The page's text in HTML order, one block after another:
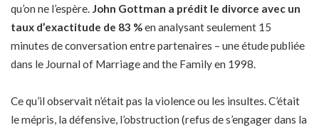
qu’on ne l’espère. John Gottman a prédit le divorce avec un
taux d’exactitude de 83 %en analysant seulement 15
minutes de conversation entre partenaires – une étude publiée
dans le Journal of Marriage and the Family en 1998.
Ce qu’il observait n’était pas la violence ou les insultes. C’était
le mépris, la défensive, l’obstruction (refus de s’engager dans la